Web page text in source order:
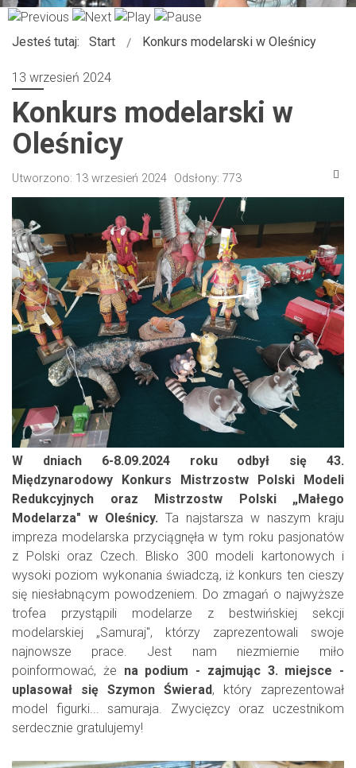
Jesteś tutaj: Start Konkurs modelarski w Oleśnicy
13 wrzesień 2024
Konkurs modelarski w
Oleśnicy
Utworzono: 13 wrzesień 2024 Odsłony: 773
W dniach 6-8.09.2024 roku odbył się 43.
Międzynarodowy Konkurs Mistrzostw Polski Modeli
Redukcyjnych oraz Mistrzostw Polski „Małego
Modelarza" w Oleśnicy. Ta najstarsza w naszym kraju
impreza modelarska przyciągnęła w tym roku pasjonatów
z Polski oraz Czech. Blisko 300 modeli kartonowych i
wysoki poziom wykonania świadczą, iż konkurs ten cieszy
się niesłabnącym powodzeniem. Do zmagań o najwyższe
trofea przystąpili modelarze z bestwińskiej sekcji
modelarskiej „Samuraj", którzy zaprezentowali swoje
najnowsze prace. Jest nam niezmiernie miło
poinformować, że na podium - zajmując 3. miejsce -
uplasował się Szymon Świerad, który zaprezentował
model figurki... samuraja. Zwycięzcy oraz uczestnikom
serdecznie gratulujemy!